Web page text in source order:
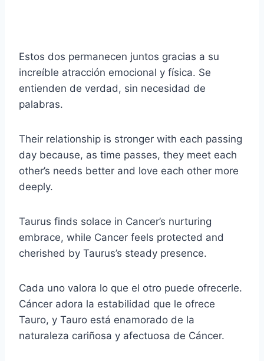
Estos dos permanecen juntos gracias a su
increíble atracción emocional y física. Se
entienden de verdad, sin necesidad de
palabras.
Their relationship is stronger with each passing
day because, as time passes, they meet each
other’s needs better and love each other more
deeply.
Taurus finds solace in Cancer’s nurturing
embrace, while Cancer feels protected and
cherished by Taurus’s steady presence.
Cada uno valora lo que el otro puede ofrecerle.
Cáncer adora la estabilidad que le ofrece
Tauro, y Tauro está enamorado de la
naturaleza cariñosa y afectuosa de Cáncer.